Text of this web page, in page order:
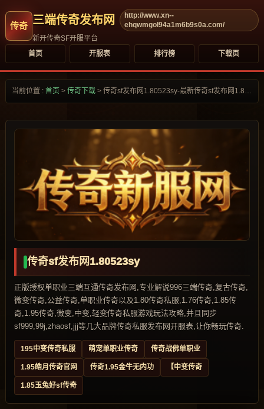
三端传奇发布网
http://www.xn--
ehqwmgol94a1m6b9s0a.com/
新开传奇SF开服平台
首页
开服表 排行榜 下载页
当前位置 : 首页 > 传奇下载 > 传奇sf发布网1.80523sy-最新传奇sf发布网1.80523sy合集大全-
传奇sf发布网1.80523sy
正版授权单职业三端互通传奇发布网,专业解说996三端传奇,复古传奇,
微变传奇,公益传奇,单职业传奇以及1.80传奇私服,1.76传奇,1.85传
奇,1.95传奇,微变,中变,轻变传奇私服游戏玩法攻略,并且同步
sf999,99j,zhaosf,jjj等几大品牌传奇私服发布网开服表,让你畅玩传奇.
195中变传奇私服 萌宠单职业传奇 传奇战佛单职业
1.95皓月传奇官网 传奇1.95金牛无内功 【中变传奇
1.85玉兔好sf传奇